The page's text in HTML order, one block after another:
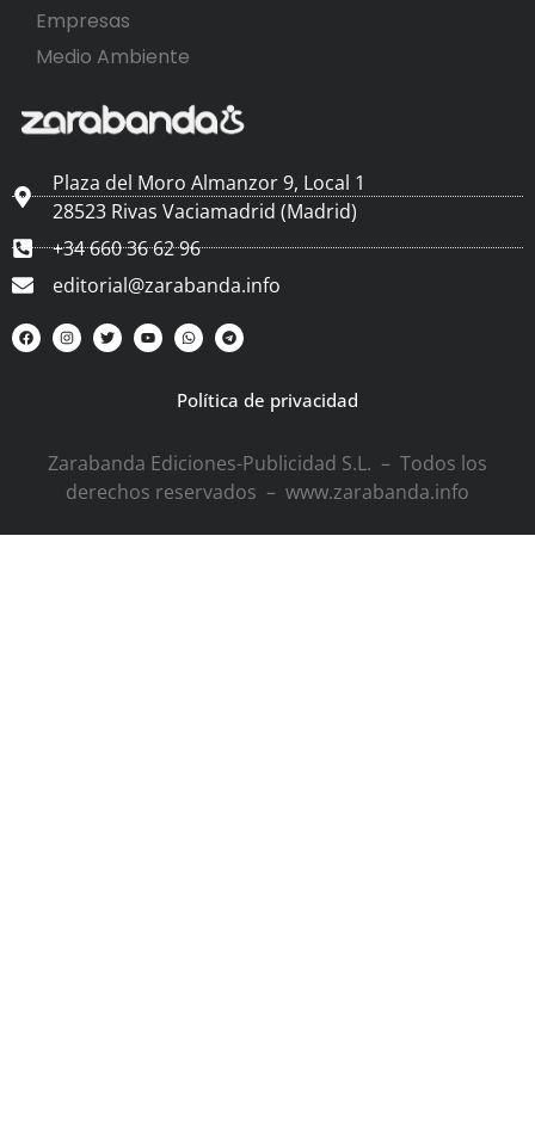
Empresas
Medio Ambiente
Plaza del Moro Almanzor 9, Local 1
28523 Rivas Vaciamadrid (Madrid)
+34 660 36 62 96
editorial@zarabanda.info
Política de privacidad
Zarabanda Ediciones-Publicidad S.L. – Todos los
derechos reservados – www.zarabanda.info